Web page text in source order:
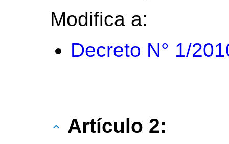
Modifica a:
Decreto N° 1/
Artículo 2: